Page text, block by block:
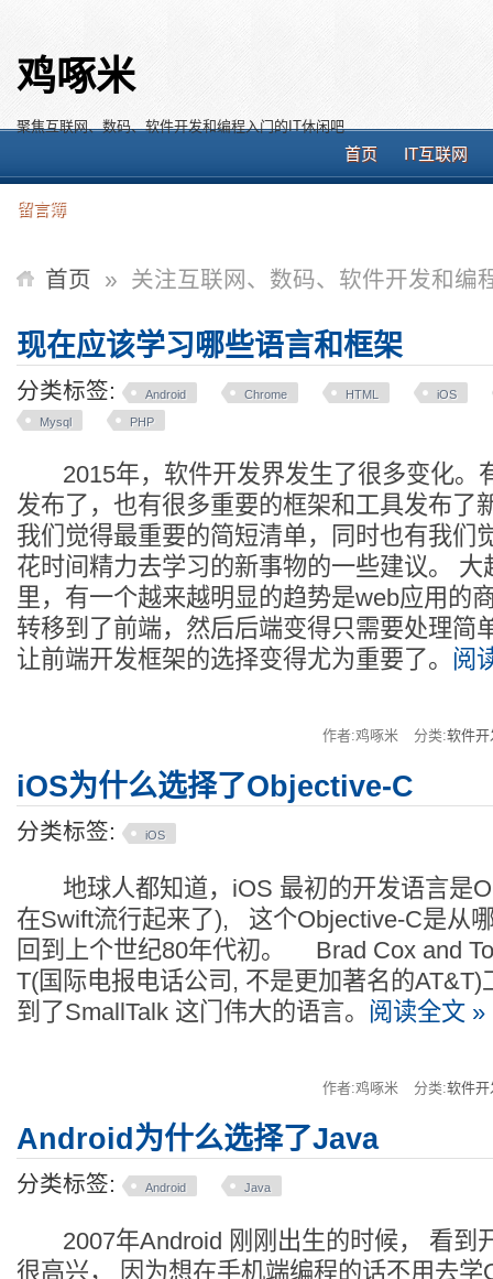
鸡啄米
聚焦互联网、数码、软件开发和编程入门的IT休闲吧
首页 IT互联网
留言簿
首页 » 关注互联网、数码、软件开发和编
现在应该学习哪些语言和框架
分类标签: Android Chrome HTML iOS
Mysql PHP
2015年，软件开发界发生了很多变化。
发布了，也有很多重要的框架和工具发布了
我们觉得最重要的简短清单，同时也有我们
花时间精力去学习的新事物的一些建议。 大
里，有一个越来越明显的趋势是web应用的
转移到了前端，然后后端变得只需要处理简
让前端开发框架的选择变得尤为重要了。 阅
作者:鸡啄米 分类:软件开
iOS为什么选择了Objective-C
分类标签: iOS
地球人都知道，iOS 最初的开发语言是
在Swift流行起来了), 这个Objective-C是从
回到上个世纪80年代初。 Brad Cox and
T(国际电报电话公司, 不是更加著名的AT&T)
到了SmallTalk 这门伟大的语言。 阅读全文 »
作者:鸡啄米 分类:软件开
Android为什么选择了Java
分类标签: Android Java
2007年Android 刚刚出生的时候， 看到
很高兴， 因为想在手机端编程的话不用去学